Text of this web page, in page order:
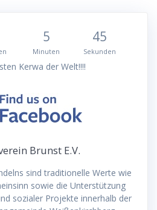
5
Minuten
45
Sekunden
Kerwa der Welt!!!!
Brunst E.V.
sind traditionelle Werte wie
sowie die Unterstützung
sozialer Projekte innerhalb der